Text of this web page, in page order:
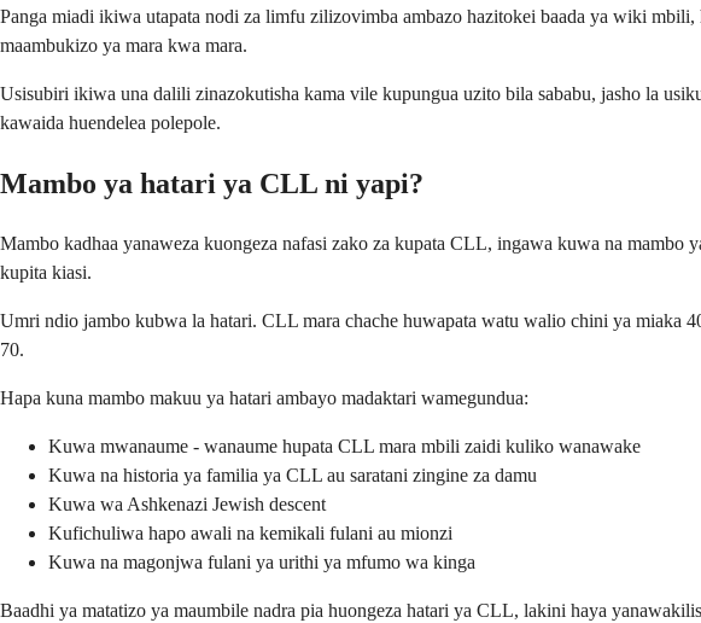
Panga miadi ikiwa utapata nodi za limfu zilizovimba ambazo hazitokei baada ya wiki
maambukizo ya mara kwa mara.
Usisubiri ikiwa una dalili zinazokutisha kama vile kupungua uzito bila sababu, jasho la
kawaida huendelea polepole.
Mambo ya hatari ya CLL ni yapi?
Mambo kadhaa yanaweza kuongeza nafasi zako za kupata CLL, ingawa kuwa na
kupita kiasi.
Umri ndio jambo kubwa la hatari. CLL mara chache huwapata watu walio chini ya miaka
70.
Hapa kuna mambo makuu ya hatari ambayo madaktari wamegundua:
Kuwa mwanaume - wanaume hupata CLL mara mbili zaidi kuliko wanawake
Kuwa na historia ya familia ya CLL au saratani zingine za damu
Kuwa wa Ashkenazi Jewish descent
Kufichuliwa hapo awali na kemikali fulani au mionzi
Kuwa na magonjwa fulani ya urithi ya mfumo wa kinga
Baadhi ya matatizo ya maumbile nadra pia huongeza hatari ya CLL, lakini haya